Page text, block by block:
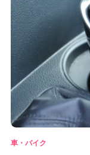
車・バイク